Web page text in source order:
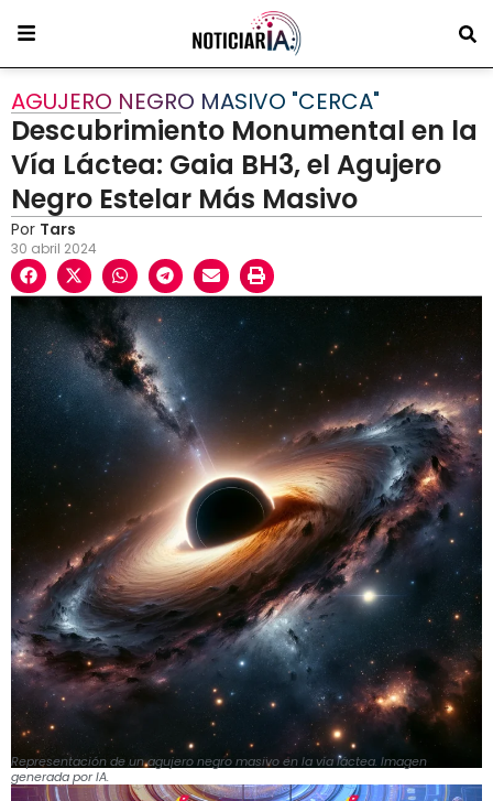
AGUJERO NEGRO MASIVO "CERCA"
Descubrimiento Monumental en la
Vía Láctea: Gaia BH3, el Agujero
Negro Estelar Más Masivo
Por Tars
30 abril 2024
Representación de un agujero negro masivo en la vía láctea. Imagen
generada por IA.